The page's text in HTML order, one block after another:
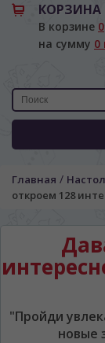
КОРЗИНА
В корзине 0
на сумму 0
Главная /
откроем 128
"Пройди
новые